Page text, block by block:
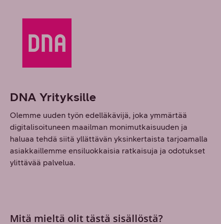
DNA Yrityksille
Olemme uuden työn edelläkävijä, joka ymmärtää
digitalisoituneen maailman monimutkaisuuden ja
haluaa tehdä siitä yllättävän yksinkertaista tarjoamalla
asiakkaillemme ensiluokkaisia ratkaisuja ja odotukset
ylittävää palvelua.
Mitä mieltä olit tästä sisällöstä?